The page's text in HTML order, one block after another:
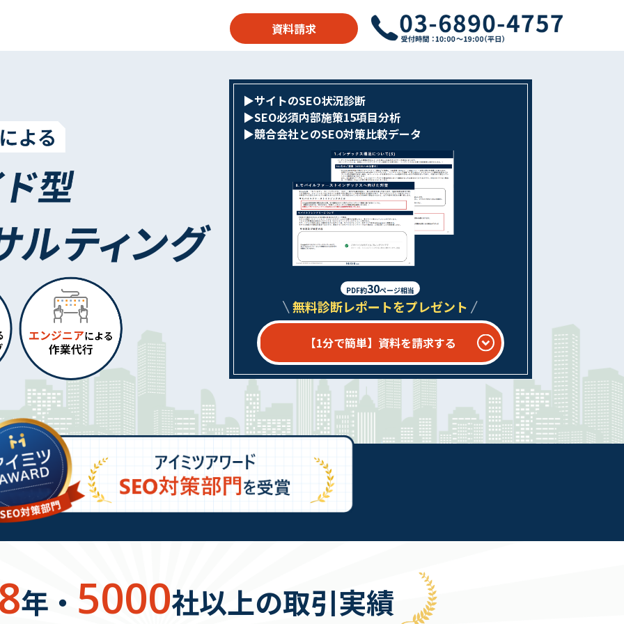
資料請求
▶︎サイトのSEO状況診断
▶︎SEO必須内部施策15項目分析
▶︎競合会社とのSEO対策比較データ
PDF約30ページ相当
無料診断レポートをプレゼント
【1分で簡単】資料を請求する
年・ 5000社以上の取引実績